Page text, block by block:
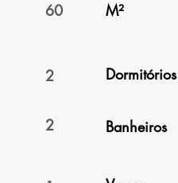
60 M²
2 Dormitórios
2 Banheiros